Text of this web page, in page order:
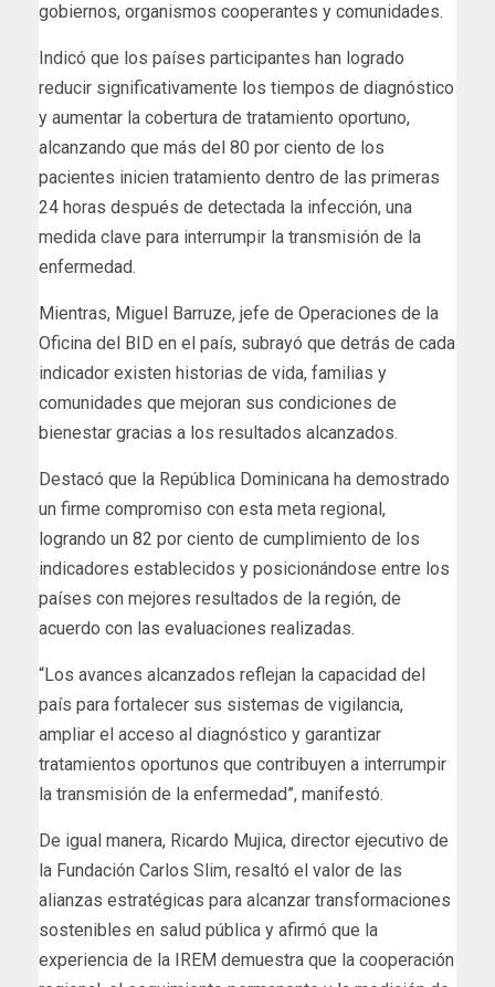
gobiernos, organismos cooperantes y comunidades.
Indicó que los países participantes han logrado
reducir significativamente los tiempos de diagnóstico
y aumentar la cobertura de tratamiento oportuno,
alcanzando que más del 80 por ciento de los
pacientes inicien tratamiento dentro de las primeras
24 horas después de detectada la infección, una
medida clave para interrumpir la transmisión de la
enfermedad.
Mientras, Miguel Barruze, jefe de Operaciones de la
Oficina del BID en el país, subrayó que detrás de cada
indicador existen historias de vida, familias y
comunidades que mejoran sus condiciones de
bienestar gracias a los resultados alcanzados.
Destacó que la República Dominicana ha demostrado
un firme compromiso con esta meta regional,
logrando un 82 por ciento de cumplimiento de los
indicadores establecidos y posicionándose entre los
países con mejores resultados de la región, de
acuerdo con las evaluaciones realizadas.
“Los avances alcanzados reflejan la capacidad del
país para fortalecer sus sistemas de vigilancia,
ampliar el acceso al diagnóstico y garantizar
tratamientos oportunos que contribuyen a interrumpir
la transmisión de la enfermedad”, manifestó.
De igual manera, Ricardo Mujica, director ejecutivo de
la Fundación Carlos Slim, resaltó el valor de las
alianzas estratégicas para alcanzar transformaciones
sostenibles en salud pública y afirmó que la
experiencia de la IREM demuestra que la cooperación